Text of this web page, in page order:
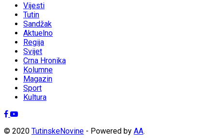
Vijesti
Tutin
Sandžak
Aktuelno
Regija
Svijet
Crna Hronika
Kolumne
Magazin
Sport
Kultura
© 2020 TutinskeNovine - Powered by AA.